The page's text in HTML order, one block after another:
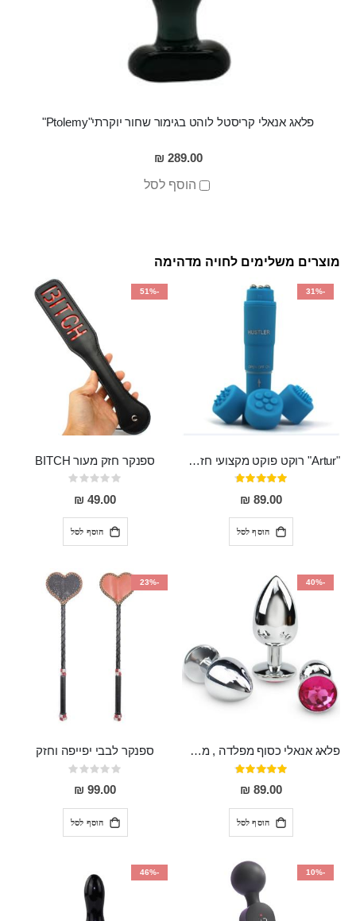
פלאג אנאלי קריסטל לוהט בגימור שחור יוקרתי"Ptolemy"
289.00 ₪
הוסף לסל
מוצרים משלימים לחויה מדהימה
-31%
"Artur" רוקט פוקט מקצועי חזק במיוחד
דירוג:
95%
89.00 ₪
הוסף לסל
-51%
ספנקר חזק מעור BITCH
Rating:
0%
49.00 ₪
הוסף לסל
-40%
פלאג אנאלי כסוף מפלדה , מתאים ללבישה מתחת לבגדים, בגודל 7.3 על 2.8 ס"מ
דירוג:
97%
89.00 ₪
הוסף לסל
-23%
ספנקר לבבי יפייפה וחזק
Rating:
0%
99.00 ₪
הוסף לסל
-10%
-46%